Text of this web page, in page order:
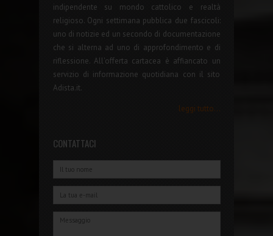
indipendente su mondo cattolico e realtà
religioso. Ogni settimana pubblica due fascicoli:
uno di notizie ed un secondo di documentazione
che si alterna ad uno di approfondimento e di
riflessione. All'offerta cartacea è affiancato un
servizio di informazione quotidiana con il sito
Adista.it.
leggi tutto...
CONTATTACI